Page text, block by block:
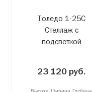
Толедо 1-25С
Стеллаж с
подсветкой
23 120 руб.
Высота Ширина Глубина